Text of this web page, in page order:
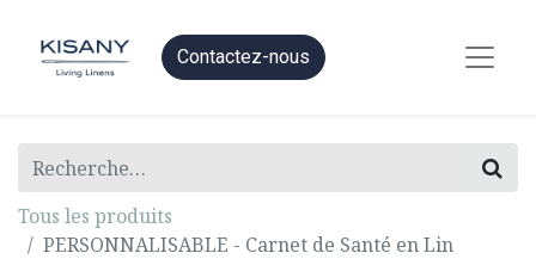
Contactez-nous
Tous les produits
PERSONNALISABLE - Carnet de Santé en Lin